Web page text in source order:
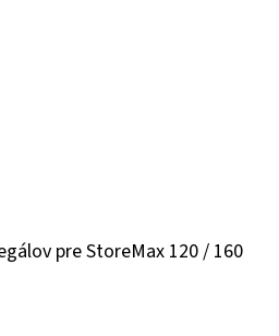
pre StoreMax 120 / 160